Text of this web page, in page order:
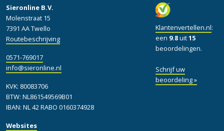
Websites
Klantenvertellen.nl:
een 9.8uit15
beoordelingen.
Schrijf uw
beoordeling »
Sieronline B.V.
Molenstraat 15
7391 AA Twello
Routebeschrijving
0571-769017
info@sieronline.nl
KVK: 80083706
BTW: NL861549569B01
IBAN: NL 42 RABO 0160374928